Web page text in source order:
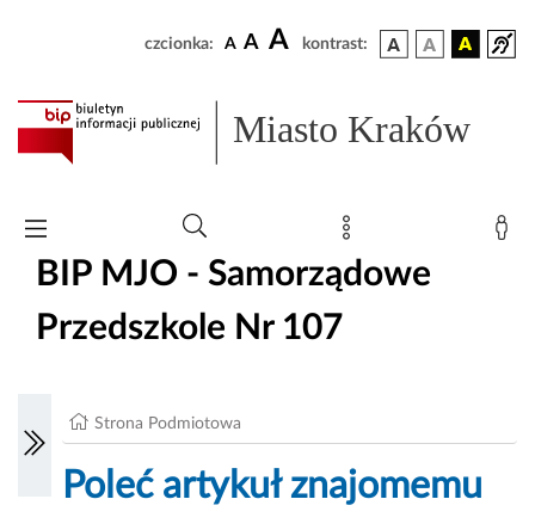
czcionka: A A A kontrast:
Miasto Kraków
BIP MJO - Samorządowe
Przedszkole Nr 107
Strona Podmiotowa
Poleć artykuł znajomemu